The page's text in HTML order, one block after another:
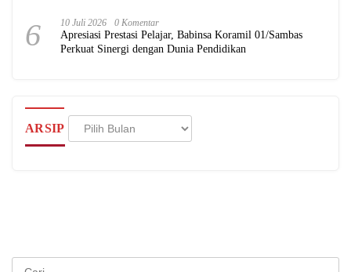
6 10 Juli 2026 0 Komentar
Apresiasi Prestasi Pelajar, Babinsa Koramil 01/Sambas
Perkuat Sinergi dengan Dunia Pendidikan
ARSIP
Arsip